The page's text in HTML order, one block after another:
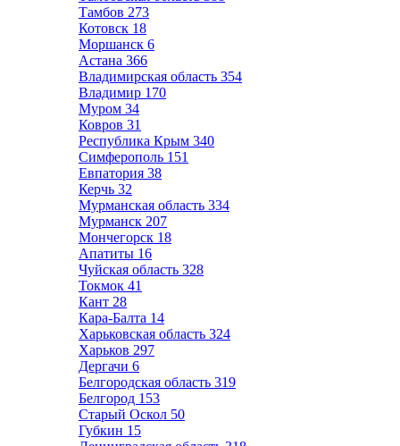
Тамбов 273
Котовск 18
Моршанск 6
Астана 366
Владимирская область 354
Владимир 170
Муром 34
Ковров 31
Республика Крым 340
Симферополь 151
Евпатория 38
Керчь 32
Мурманская область 334
Мурманск 207
Мончегорск 18
Апатиты 16
Чуйская область 328
Токмок 41
Кант 28
Кара-Балта 14
Харьковская область 324
Харьков 297
Дергачи 6
Белгородская область 319
Белгород 153
Старый Оскол 50
Губкин 15